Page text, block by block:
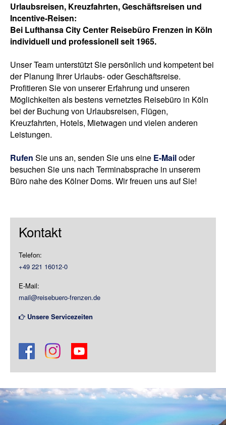
Urlaubsreisen, Kreuzfahrten, Geschäftsreisen und
Incentive-Reisen:
Bei Lufthansa City Center Reisebüro Frenzen in Köln
individuell und professionell seit 1965.
Unser Team unterstützt Sie persönlich und kompetent bei
der Planung Ihrer Urlaubs- oder Geschäftsreise.
Profitieren Sie von unserer Erfahrung und unseren
Möglichkeiten als bestens vernetztes Reisebüro in Köln
bei der Buchung von Urlaubsreisen, Flügen,
Kreuzfahrten, Hotels, Mietwagen und vielen anderen
Leistungen.
Rufen Sie uns an, senden Sie uns eine E-Mailoder
besuchen Sie uns nach Terminabsprache in unserem
Büro nahe des Kölner Doms. Wir freuen uns auf Sie!
Kontakt
Telefon:
+49 221 16012-0
E-Mail:
mail@reisebuero-frenzen.de
Unsere Servicezeiten